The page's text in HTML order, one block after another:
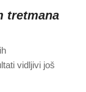
tretmana
vidljivi još